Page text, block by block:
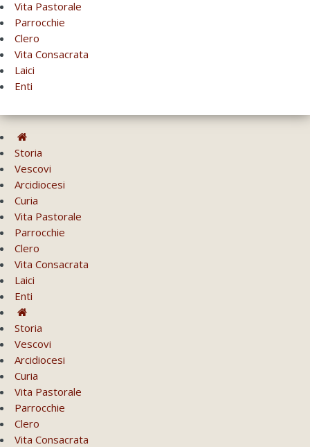
Vita Pastorale
Parrocchie
Clero
Vita Consacrata
Laici
Enti
Storia
Vescovi
Arcidiocesi
Curia
Vita Pastorale
Parrocchie
Clero
Vita Consacrata
Laici
Enti
Storia
Vescovi
Arcidiocesi
Curia
Vita Pastorale
Parrocchie
Clero
Vita Consacrata